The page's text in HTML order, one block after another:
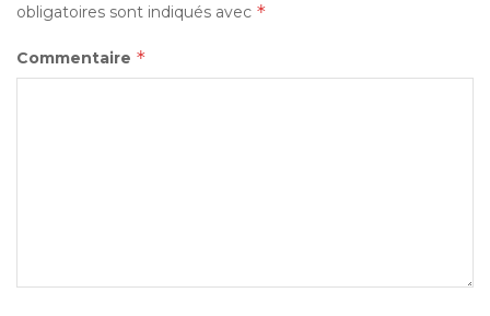
obligatoires sont indiqués avec *
Commentaire *